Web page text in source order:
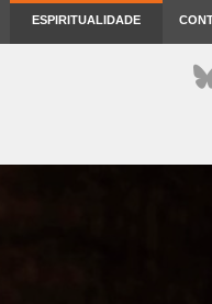
ESPIRITUALIDADE